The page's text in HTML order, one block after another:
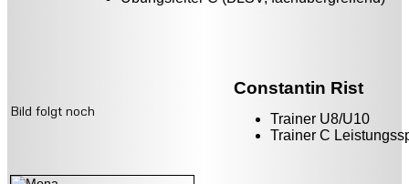
Bild folgt noch
Constantin Rist
Trainer U8/U10
Trainer C